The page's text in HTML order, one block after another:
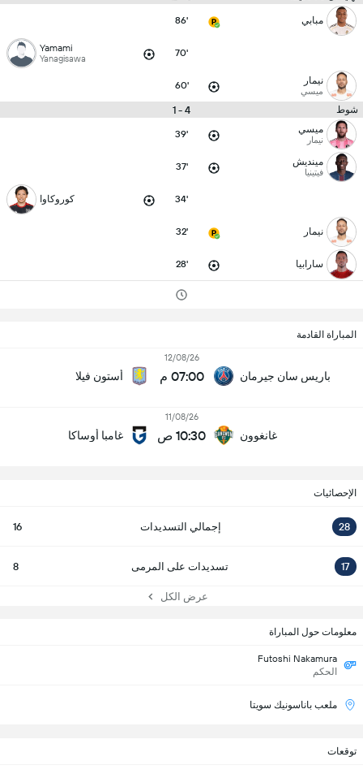
مبابي 86'
70'
Yamami
Yanagisawa
نيمار
ميسي 60'
شوط 4 - 1
ميسي
نيمار 39'
مينديش
فيتينيا 37'
34' كوروكاوا
نيمار 32'
سارابيا 28'
المباراة القادمة
باريس سان جيرمان
12/08/26
07:00 م أستون فيلا
غانغوون
11/08/26
10:30 ص غامبا أوساكا
الإحصائيات
28 إجمالي التسديدات 16
17 تسديدات على المرمى 8
عرض الكل
معلومات حول المباراة
Futoshi Nakamura
الحكم
ملعب باناسونيك سويتا
توقعات